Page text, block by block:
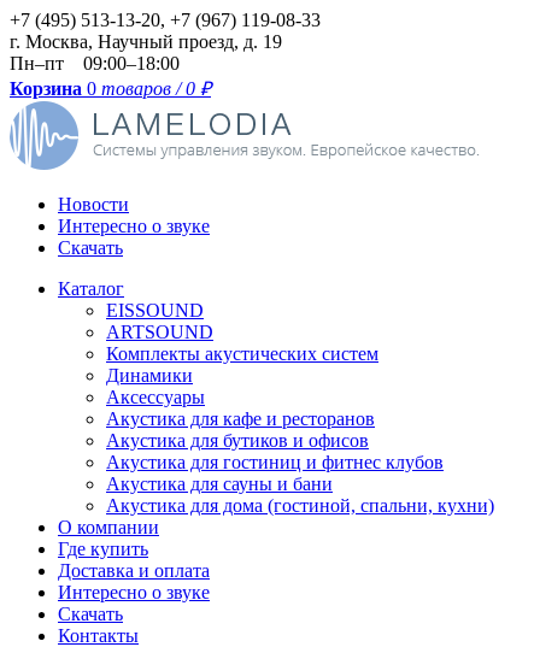
+7 (495) 513-13-20, +7 (967) 119-08-33
г. Москва, Научный проезд, д. 19
Пн–пт 09:00–18:00
Корзина 0 товаров / 0 ₽
Новости
Интересно о звуке
Скачать
Каталог
EISSOUND
ARTSOUND
Комплекты акустических систем
Динамики
Аксессуары
Акустика для кафе и ресторанов
Акустика для бутиков и офисов
Акустика для гостиниц и фитнес клубов
Акустика для сауны и бани
Акустика для дома (гостиной, спальни, кухни)
О компании
Где купить
Доставка и оплата
Интересно о звуке
Скачать
Контакты